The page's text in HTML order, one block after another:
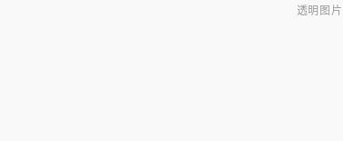
透明图片